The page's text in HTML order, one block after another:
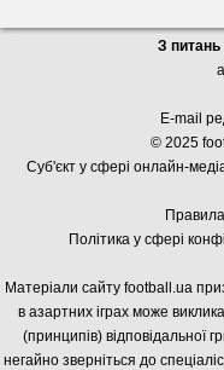
З питань
E-mail
© 2025
Суб'єкт у сфері онлайн-
Політика у сфері
Матеріали сайту football.ua
в азартних іграх може
(принципів) відповідальної
негайно зверніться до